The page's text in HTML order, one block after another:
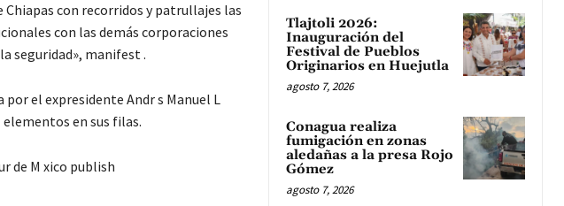
con recorridos y patrullajes las
con las demás corporaciones
seguridad», manifest .
por el expresidente Andr s Manuel L
elementos en sus filas.
de M xico publish
Tlajtoli 2026:
Inauguración del
Festival de Pueblos
Originarios en Huejutla
agosto 7, 2026
Conagua realiza
fumigación en zonas
aledañas a la presa Rojo
Gómez
agosto 7, 2026